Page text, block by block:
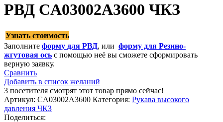
РВД CA03002A3600 ЧКЗ
Узнать стоимость
Заполните форму для РВД, или форму для Резино-
жгутовая ось с помощью неё вы сможете сформировать
верную заявку.
Сравнить
Добавить в список желаний
3 посетителя смотрят этот товар прямо сейчас!
Артикул: CA03002A3600 Категория: Рукава высокого
давления ЧКЗ
Поделиться: